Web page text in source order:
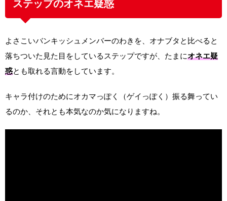
ステップのオネエ疑惑
よさこいバンキッシュメンバーのわきを、オナブタと比べると
落ちついた見た目をしているステップですが、たまにオネエ疑
惑とも取れる言動をしています。
キャラ付けのためにオカマっぽく（ゲイっぽく）振る舞ってい
るのか、それとも本気なのか気になりますね。